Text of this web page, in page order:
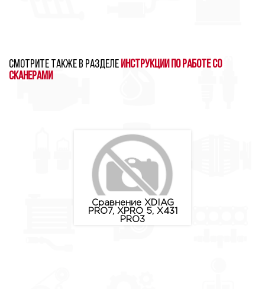
Смотрите также в разделе Инструкции по работе со
сканерами
Сравнение XDIAG
PRO7, XPRO 5, X431
PRO3